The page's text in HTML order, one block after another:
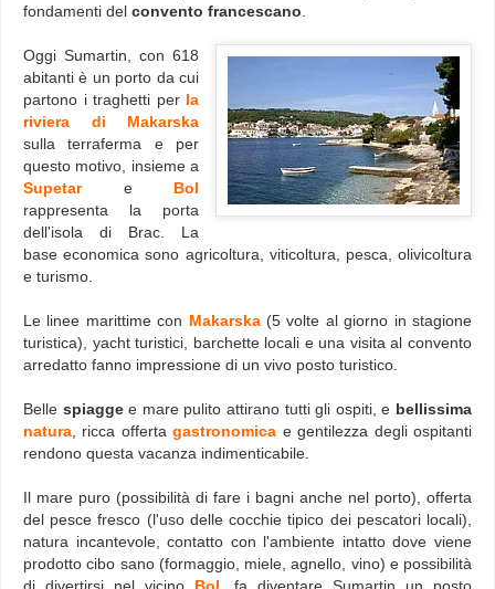
fondamenti del convento francescano.
Oggi Sumartin, con 618
abitanti è un porto da cui
partono i traghetti per la
riviera di Makarska
sulla terraferma e per
questo motivo, insieme a
Supetare Bol
rappresenta la porta
dell'isola di Brac. La
base economica sono agricoltura, viticoltura, pesca, olivicoltura
e turismo.
Le linee marittime con Makarska (5 volte al giorno in stagione
turistica), yacht turistici, barchette locali e una visita al convento
arredatto fanno impressione di un vivo posto turistico.
Belle spiaggee mare pulito attirano tutti gli ospiti, e bellissima
natura, ricca offertagastronomica e gentilezza degli ospitanti
rendono questa vacanza indimenticabile.
Il mare puro (possibilità di fare i bagni anche nel porto), offerta
del pesce fresco (l'uso delle cocchie tipico dei pescatori locali),
natura incantevole, contatto con l'ambiente intatto dove viene
prodotto cibo sano (formaggio, miele, agnello, vino) e possibilità